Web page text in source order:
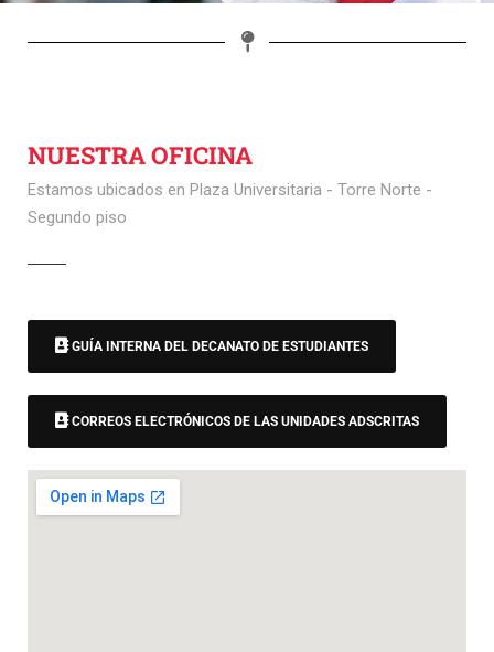
NUESTRA OFICINA
Estamos ubicados en Plaza Universitaria - Torre Norte -
Segundo piso
GUÍA INTERNA DEL DECANATO DE ESTUDIANTES
CORREOS ELECTRÓNICOS DE LAS UNIDADES ADSCRITAS